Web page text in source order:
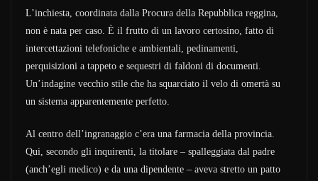
L’inchiesta, coordinata dalla Procura della Repubblica reggina,
non è nata per caso. È il frutto di un lavoro certosino, fatto di
intercettazioni telefoniche e ambientali, pedinamenti,
perquisizioni a tappeto e sequestri di faldoni di documenti.
Un’indagine vecchio stile che ha squarciato il velo di omertà su
un sistema apparentemente perfetto.
Al centro dell’ingranaggio c’era una farmacia della provincia.
Qui, secondo gli inquirenti, la titolare – spalleggiata dal padre
(anch’egli medico) e da una dipendente – aveva stretto un patto